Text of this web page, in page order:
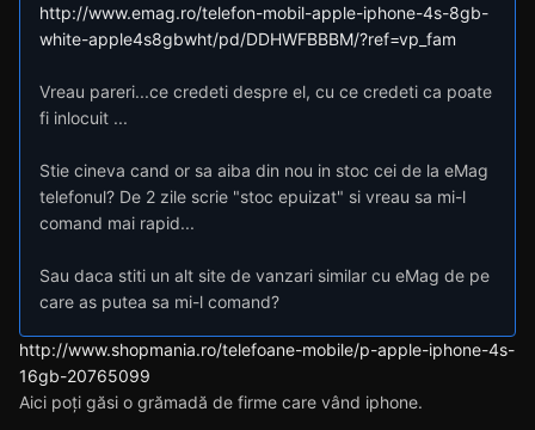
http://www.emag.ro/telefon-mobil-apple-iphone-4s-8gb-
white-apple4s8gbwht/pd/DDHWFBBBM/?ref=vp_fam
Vreau pareri...ce credeti despre el, cu ce credeti ca poate
fi inlocuit ...
Stie cineva cand or sa aiba din nou in stoc cei de la eMag
telefonul? De 2 zile scrie "stoc epuizat" si vreau sa mi-l
comand mai rapid...
Sau daca stiti un alt site de vanzari similar cu eMag de pe
care as putea sa mi-l comand?
http://www.shopmania.ro/telefoane-mobile/p-apple-iphone-4s-
16gb-20765099
Aici poți găsi o grămadă de firme care vând iphone.